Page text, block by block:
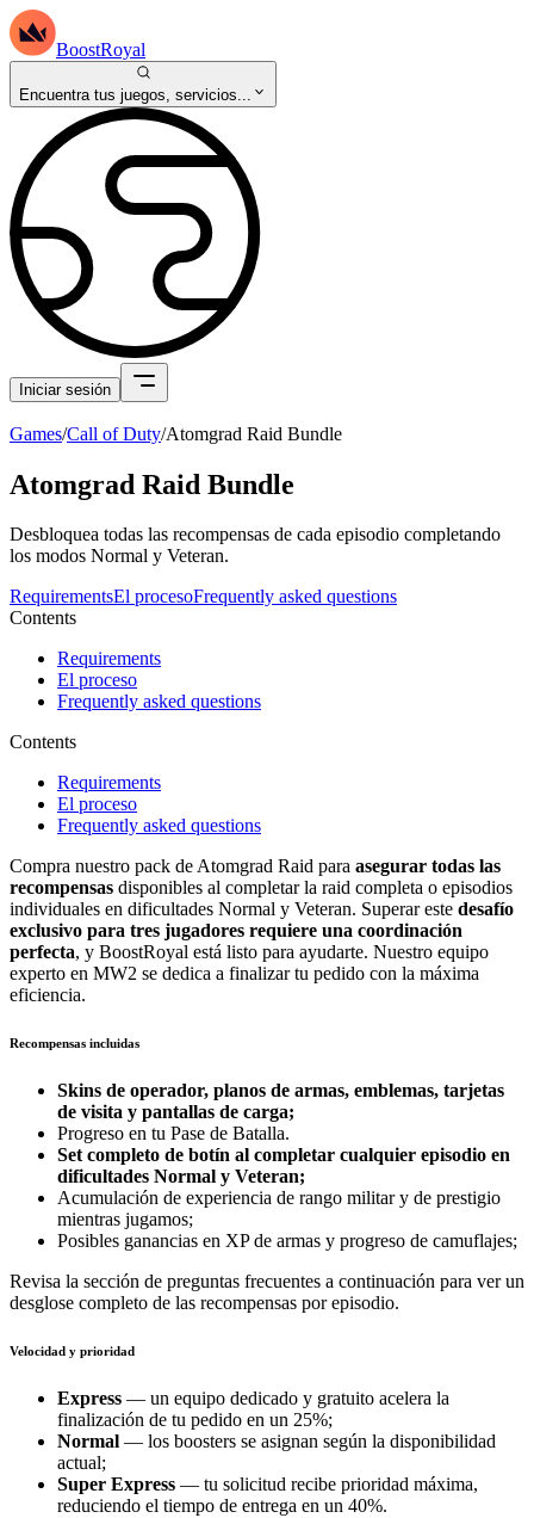
BoostRoyal
Encuentra tus juegos, servicios...
Iniciar sesión
Games/Call of Duty/Atomgrad Raid Bundle
Atomgrad Raid Bundle
Desbloquea todas las recompensas de cada episodio completando
los modos Normal y Veteran.
RequirementsEl procesoFrequently asked questions
Contents
Requirements
El proceso
Frequently asked questions
Contents
Requirements
El proceso
Frequently asked questions
Compra nuestro pack de Atomgrad Raid para asegurar todas las
recompensas disponibles al completar la raid completa o episodios
individuales en dificultades Normal y Veteran. Superar este desafío
exclusivo para tres jugadores requiere una coordinación
perfecta, y BoostRoyal está listo para ayudarte. Nuestro equipo
experto en MW2 se dedica a finalizar tu pedido con la máxima
eficiencia.
Recompensas incluidas
Skins de operador, planos de armas, emblemas, tarjetas
de visita y pantallas de carga;
Progreso en tu Pase de Batalla.
Set completo de botín al completar cualquier episodio en
dificultades Normal y Veteran;
Acumulación de experiencia de rango militar y de prestigio
mientras jugamos;
Posibles ganancias en XP de armas y progreso de camuflajes;
Revisa la sección de preguntas frecuentes a continuación para ver un
desglose completo de las recompensas por episodio.
Velocidad y prioridad
Express — un equipo dedicado y gratuito acelera la
finalización de tu pedido en un 25%;
Normal — los boosters se asignan según la disponibilidad
actual;
Super Express — tu solicitud recibe prioridad máxima,
reduciendo el tiempo de entrega en un 40%.